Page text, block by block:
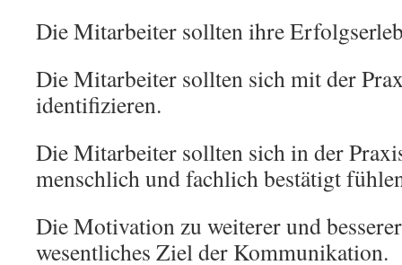
Die Mitarbeiter sollten ihre
Die Mitarbeiter sollten sich mit der
identifizieren.
Die Mitarbeiter sollten sich in der
menschlich und fachlich bestätigt
Die Motivation zu weiterer und
wesentliches Ziel der Kommunikation.